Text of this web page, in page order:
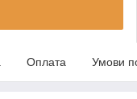
Оплата Умови